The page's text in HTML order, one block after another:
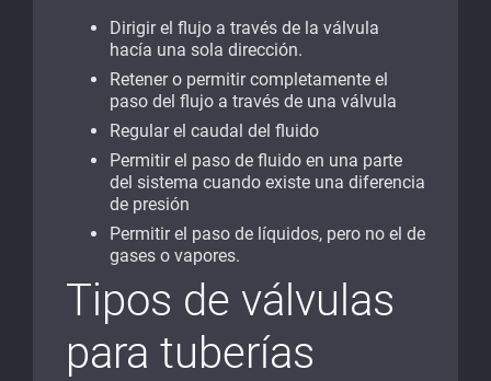
Dirigir el flujo a través de la válvula
hacía una sola dirección.
Retener o permitir completamente el
paso del flujo a través de una válvula
Regular el caudal del fluido
Permitir el paso de fluido en una parte
del sistema cuando existe una diferencia
de presión
Permitir el paso de líquidos, pero no el de
gases o vapores.
Tipos de válvulas
para tuberías